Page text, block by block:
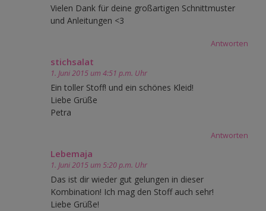
Vielen Dank für deine großartigen Schnittmuster
und Anleitungen <3
Antworten
stichsalat
1. Juni 2015 um 4:51 p.m. Uhr
Ein toller Stoff! und ein schönes Kleid!
Liebe Grüße
Petra
Antworten
Lebemaja
1. Juni 2015 um 5:20 p.m. Uhr
Das ist dir wieder gut gelungen in dieser
Kombination! Ich mag den Stoff auch sehr!
Liebe Grüße!